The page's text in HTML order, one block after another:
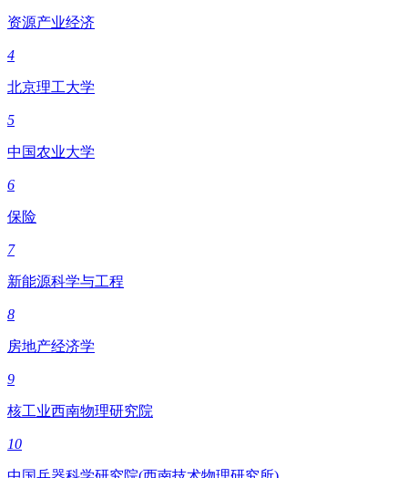
资源产业经济
4
北京理工大学
5
中国农业大学
6
保险
7
新能源科学与工程
8
房地产经济学
9
核工业西南物理研究院
10